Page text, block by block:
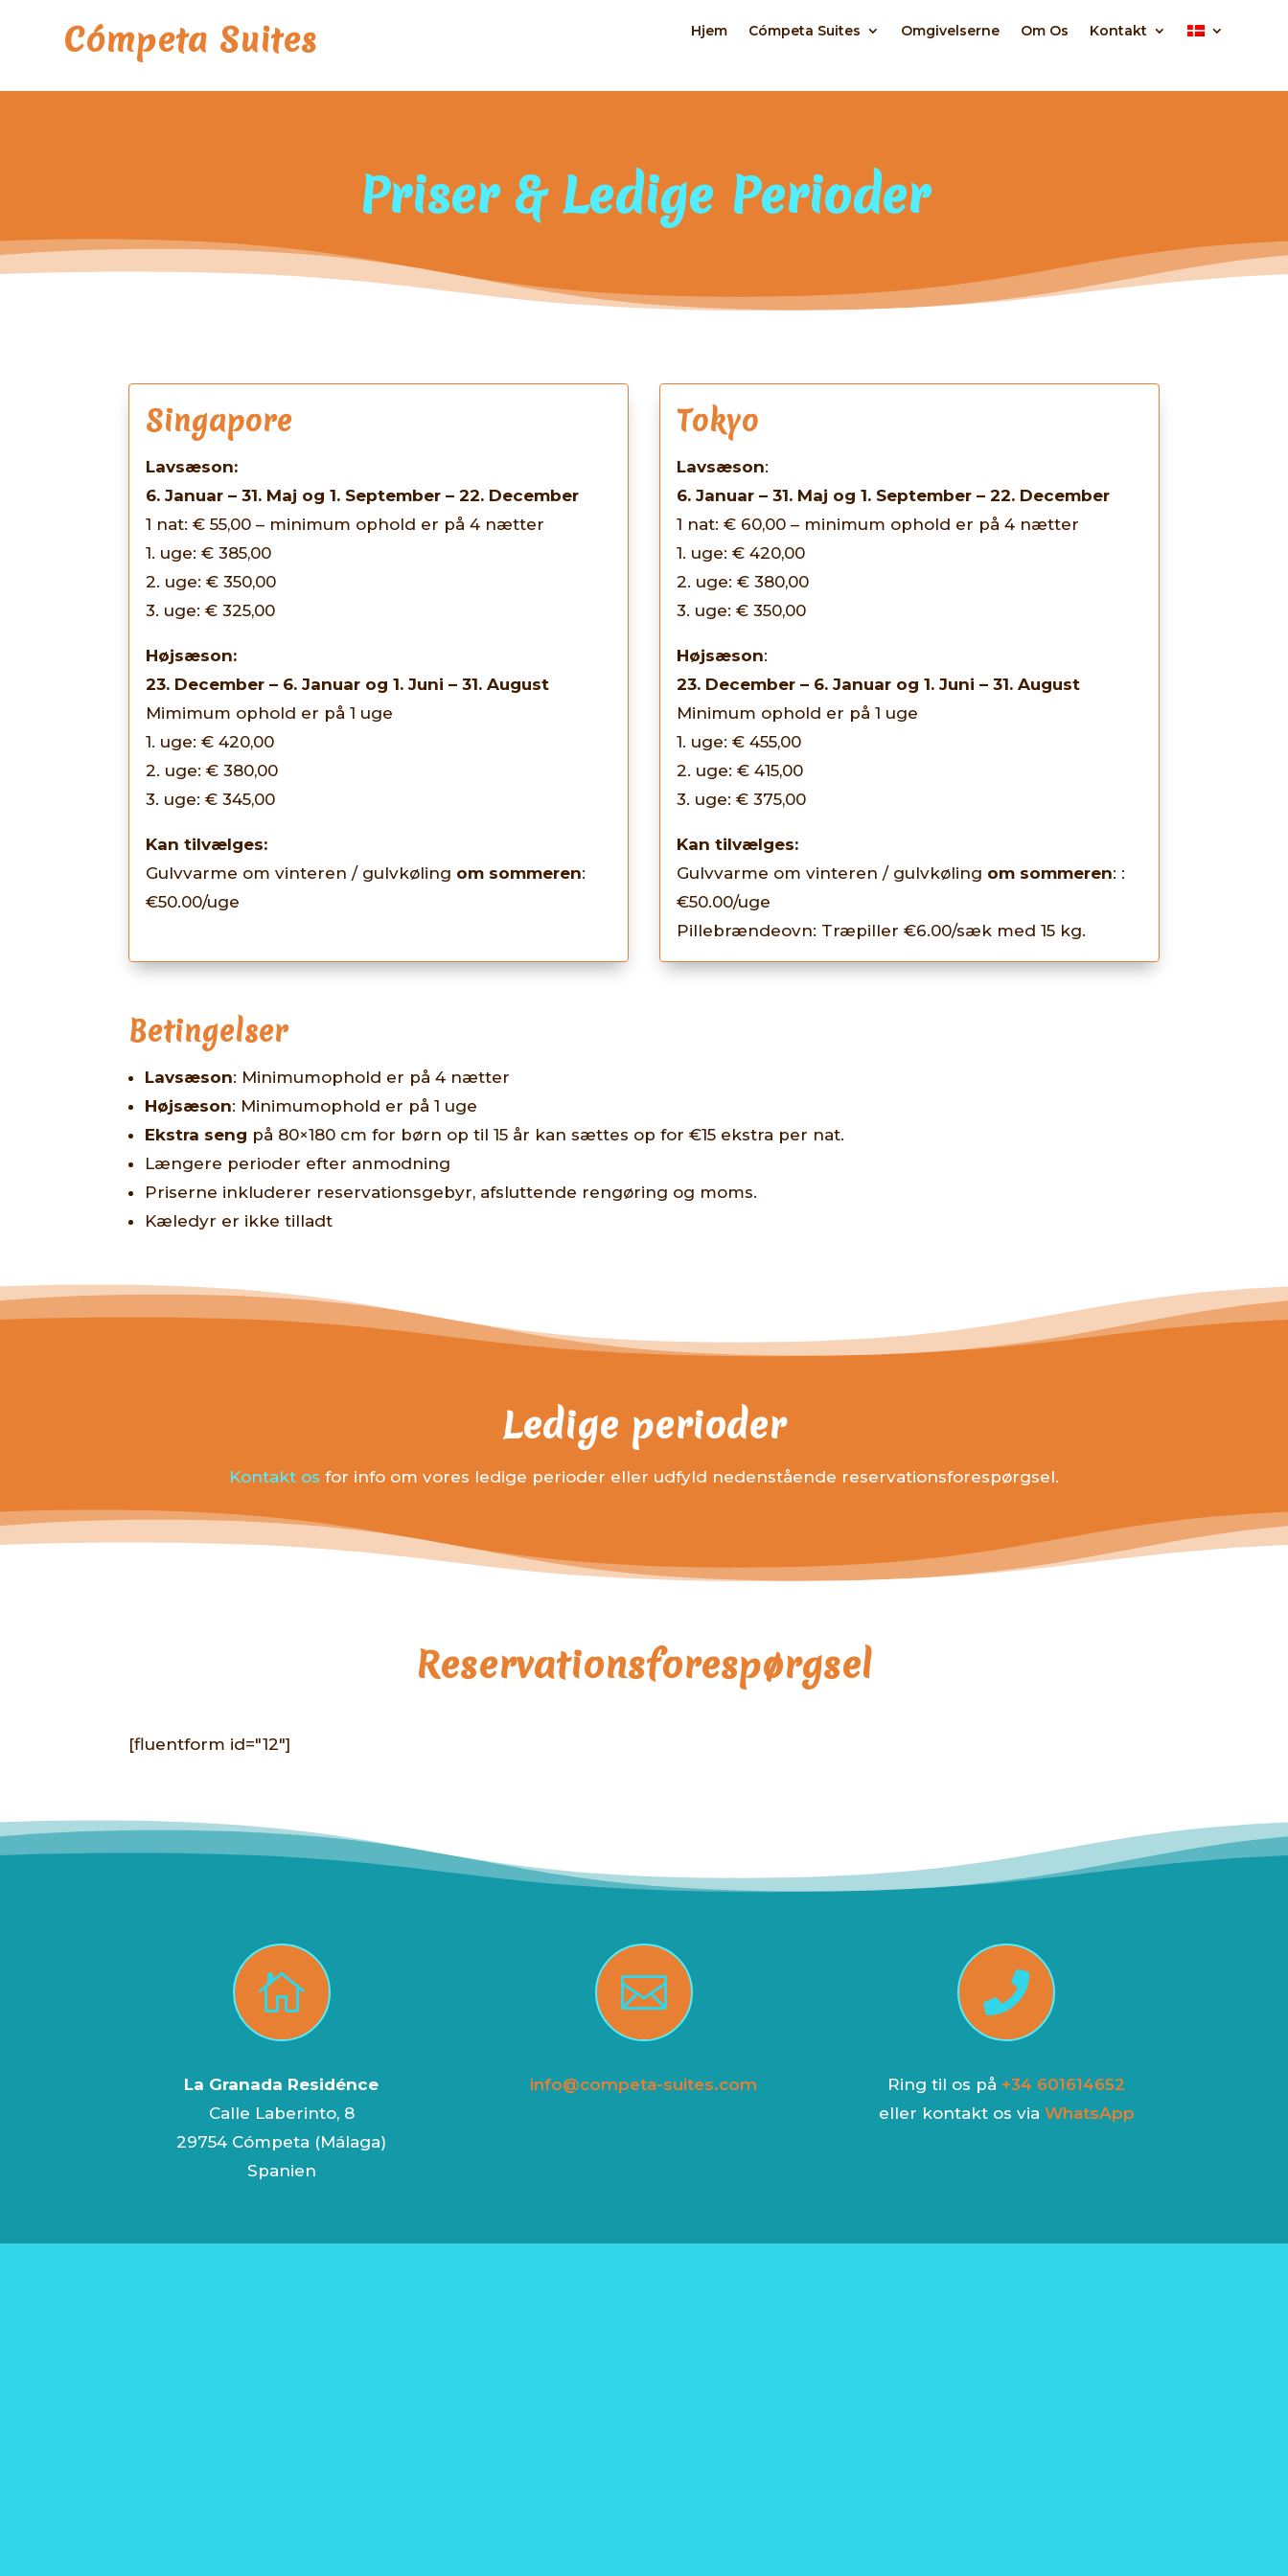
Cómpeta Suites Hjem Cómpeta Suites Omgivelserne Om Os Kontakt
Priser & Ledige Perioder
Singapore
Lavsæson:
6. Januar – 31. Maj og 1. September – 22. December
1 nat: € 55,00 – minimum ophold er på 4 nætter
1. uge: € 385,00
2. uge: € 350,00
3. uge: € 325,00
Højsæson:
23. December – 6. Januar og 1. Juni – 31. August
Mimimum ophold er på 1 uge
1. uge: € 420,00
2. uge: € 380,00
3. uge: € 345,00
Kan tilvælges:
Gulvvarme om vinteren / gulvkøling om sommeren:
€50.00/uge
Tokyo
Lavsæson:
6. Januar – 31. Maj og 1. September – 22. December
1 nat: € 60,00 – minimum ophold er på 4 nætter
1. uge: € 420,00
2. uge: € 380,00
3. uge: € 350,00
Højsæson:
23. December – 6. Januar og 1. Juni – 31. August
Minimum ophold er på 1 uge
1. uge: € 455,00
2. uge: € 415,00
3. uge: € 375,00
Kan tilvælges:
Gulvvarme om vinteren / gulvkøling om sommeren: :
€50.00/uge
Pillebrændeovn: Træpiller €6.00/sæk med 15 kg.
Betingelser
Lavsæson: Minimumophold er på 4 nætter
Højsæson: Minimumophold er på 1 uge
Ekstra seng på 80×180 cm for børn op til 15 år kan sættes op for €15 ekstra per nat.
Længere perioder efter anmodning
Priserne inkluderer reservationsgebyr, afsluttende rengøring og moms.
Kæledyr er ikke tilladt
Ledige perioder
Kontakt os for info om vores ledige perioder eller udfyld nedenstående reservationsforespørgsel.
Reservationsforespørgsel
[fluentform id="12"]

La Granada Residénce
Calle Laberinto, 8
29754 Cómpeta (Málaga)
Spanien

info@competa-suites.com

Ring til os på +34 601614652
eller kontakt os via WhatsApp